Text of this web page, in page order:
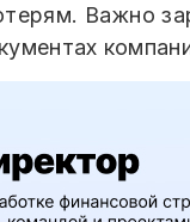
Важно